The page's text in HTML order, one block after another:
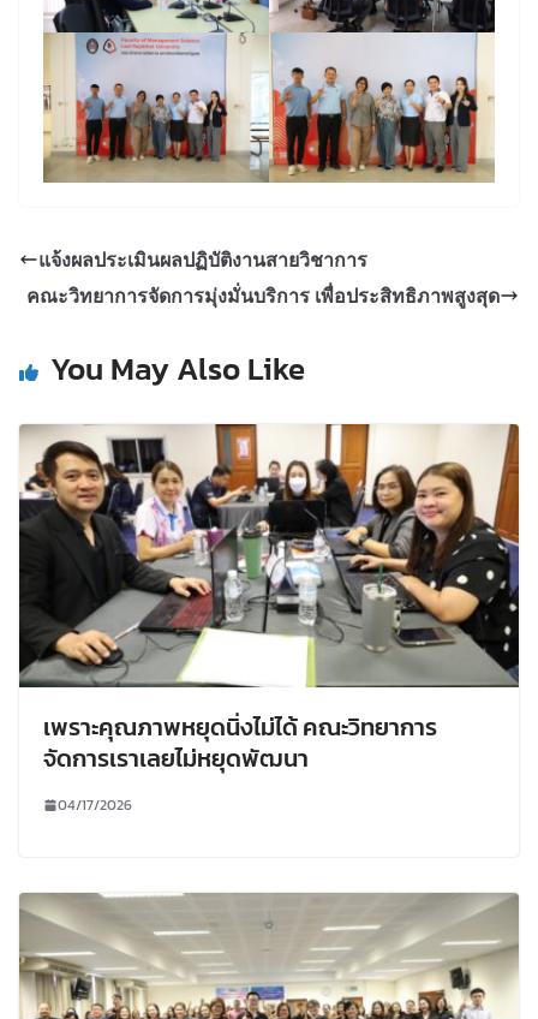
แจ้งผลประเมินผลปฏิบัติงานสายวิชาการ
คณะวิทยาการจัดการมุ่งมั่นบริการ เพื่อประสิทธิภาพสูงสุด
You May Also Like
เพราะคุณภาพหยุดนิ่งไม่ได้ คณะวิทยาการ
จัดการเราเลยไม่หยุดพัฒนา
04/17/2026